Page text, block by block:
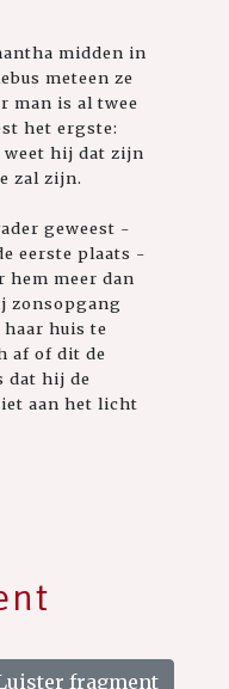
midden in
meteen ze
man is al twee
het ergste:
hij dat zijn
zal zijn.
geweest -
eerste plaats -
hem meer dan
zonsopgang
huis te
af of dit de
dat hij de
aan het licht
fragment